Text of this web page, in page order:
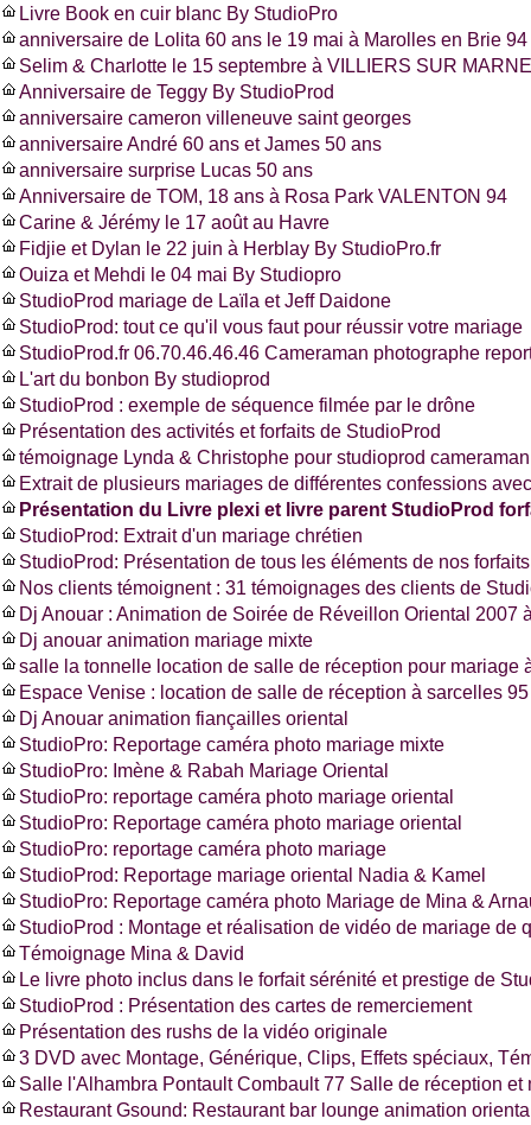
Livre Book en cuir blanc By StudioPro
anniversaire de Lolita 60 ans le 19 mai à Marolles en Brie 94
Selim & Charlotte le 15 septembre à VILLIERS SUR
Anniversaire de Teggy By StudioProd
anniversaire cameron villeneuve saint georges
anniversaire André 60 ans et James 50 ans
anniversaire surprise Lucas 50 ans
Anniversaire de TOM, 18 ans à Rosa Park VALENTON 94
Carine & Jérémy le 17 août au Havre
Fidjie et Dylan le 22 juin à Herblay By StudioPro.fr
Ouiza et Mehdi le 04 mai By Studiopro
StudioProd mariage de Laïla et Jeff Daidone
StudioProd: tout ce qu'il vous faut pour réussir votre mariage
StudioProd.fr 06.70.46.46.46 Cameraman photographe
L'art du bonbon By studioprod
StudioProd : exemple de séquence filmée par le drône
Présentation des activités et forfaits de StudioProd
témoignage Lynda & Christophe pour studioprod
Extrait de plusieurs mariages de différentes confessions
Présentation du Livre plexi et livre parent StudioProd
StudioProd: Extrait d'un mariage chrétien
StudioProd: Présentation de tous les éléments de nos forfaits
Nos clients témoignent : 31 témoignages des clients de
Dj Anouar : Animation de Soirée de Réveillon Oriental 2007
Dj anouar animation mariage mixte
salle la tonnelle location de salle de réception pour mariage
Espace Venise : location de salle de réception à sarcelles
Dj Anouar animation fiançailles oriental
StudioPro: Reportage caméra photo mariage mixte
StudioPro: Imène & Rabah Mariage Oriental
StudioPro: reportage caméra photo mariage oriental
StudioPro: Reportage caméra photo mariage oriental
StudioPro: reportage caméra photo mariage
StudioProd: Reportage mariage oriental Nadia & Kamel
StudioPro: Reportage caméra photo Mariage de Mina &
StudioProd : Montage et réalisation de vidéo de mariage de
Témoignage Mina & David
Le livre photo inclus dans le forfait sérénité et prestige de
StudioProd : Présentation des cartes de remerciement
Présentation des rushs de la vidéo originale
3 DVD avec Montage, Générique, Clips, Effets spéciaux,
Salle l'Alhambra Pontault Combault 77 Salle de réception et
Restaurant Gsound: Restaurant bar lounge animation